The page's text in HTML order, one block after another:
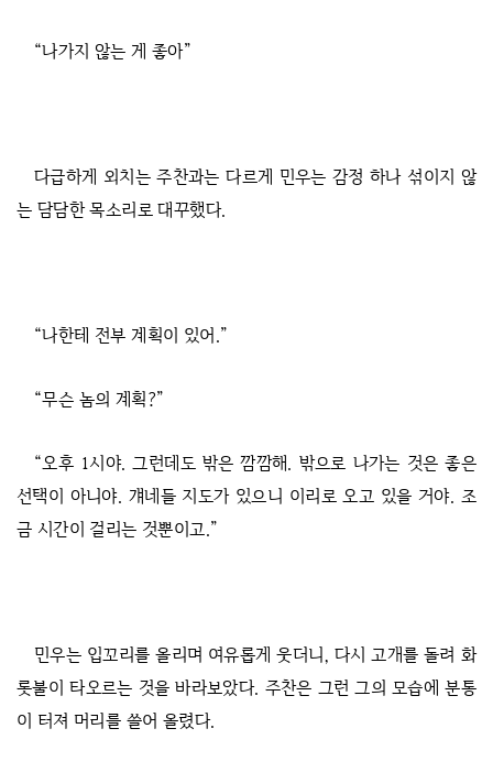
“나가지 않는 게 좋아”
다급하게 외치는 주찬과는 다르게 민우는 감정 하나 섞이지 않
는 담담한 목소리로 대꾸했다.
“나한테 전부 계획이 있어.”
“무슨 놈의 계획?”
“오후 1시야. 그런데도 밖은 깜깜해. 밖으로 나가는 것은 좋은
선택이 아니야. 걔네들 지도가 있으니 이리로 오고 있을 거야. 조
금 시간이 걸리는 것뿐이고.”
민우는 입꼬리를 올리며 여유롭게 웃더니, 다시 고개를 돌려 화
롯불이 타오르는 것을 바라보았다. 주찬은 그런 그의 모습에 분통
이 터져 머리를 쓸어 올렸다.